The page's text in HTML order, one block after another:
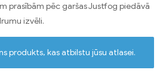
prasībām pēc garšas Justfog piedāvā
izvēli.
produkts, kas atbilstu jūsu atlasei.